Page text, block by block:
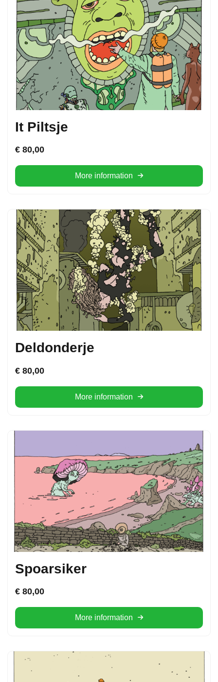
It Piltsje
€ 80,00
More information
Deldonderje
€ 80,00
More information
Spoarsiker
€ 80,00
More information